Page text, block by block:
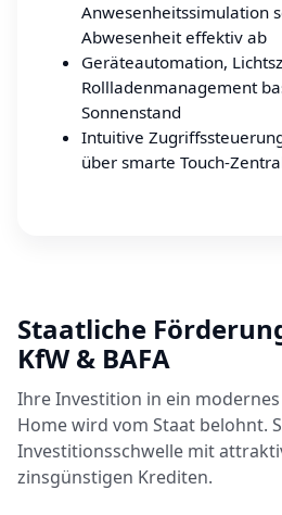
Anwesenheitssimulation
Abwesenheit effektiv ab
Geräteautomation,
Rollladenmanagement
Sonnenstand
Intuitive
über smarte Touch-
Staatliche
KfW & BAFA
Ihre Investition in ein
Home wird vom Staat belohnt.
Investitionsschwelle mit
zinsgünstigen Krediten.